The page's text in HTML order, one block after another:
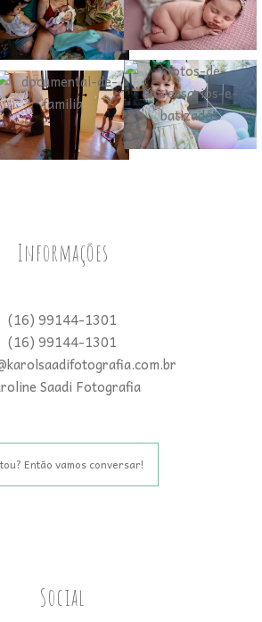
Informações
(16) 99144-1301
(16) 99144-1301
Saadi Fotografia
Então vamos conversar!
Social